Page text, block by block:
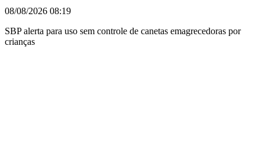
08/08/2026 08:19
SBP alerta para uso sem controle de canetas emagrecedoras por
crianças